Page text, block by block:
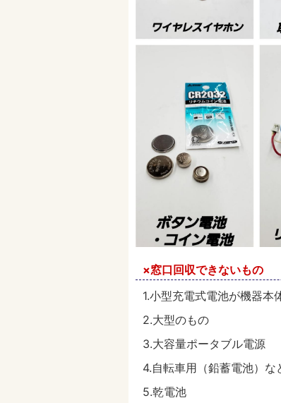
×窓口回収できないもの
1.小型充電式電池が機器本
2.大型のもの
3.大容量ポータブル電源
4.自転車用（鉛蓄電池）
5.乾電池